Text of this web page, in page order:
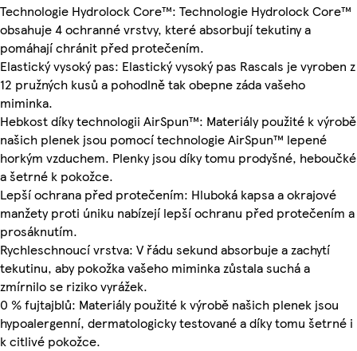
Technologie Hydrolock Core™: Technologie Hydrolock Core™
obsahuje 4 ochranné vrstvy, které absorbují tekutiny a
pomáhají chránit před protečením.
Elastický vysoký pas: Elastický vysoký pas Rascals je vyroben z
12 pružných kusů a pohodlně tak obepne záda vašeho
miminka.
Hebkost díky technologii AirSpun™: Materiály použité k výrobě
našich plenek jsou pomocí technologie AirSpun™ lepené
horkým vzduchem. Plenky jsou díky tomu prodyšné, heboučké
a šetrné k pokožce.
Lepší ochrana před protečením: Hluboká kapsa a okrajové
manžety proti úniku nabízejí lepší ochranu před protečením a
prosáknutím.
Rychleschnoucí vrstva: V řádu sekund absorbuje a zachytí
tekutinu, aby pokožka vašeho miminka zůstala suchá a
zmírnilo se riziko vyrážek.
0 % fujtajblů: Materiály použité k výrobě našich plenek jsou
hypoalergenní, dermatologicky testované a díky tomu šetrné i
k citlivé pokožce.